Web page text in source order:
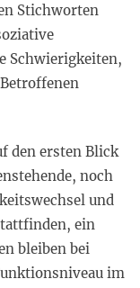
Stichworten
Schwierigkeiten,
den ersten Blick
noch
und
ein
bleiben bei
im